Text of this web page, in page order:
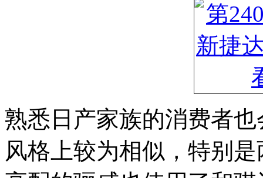
熟悉日产家族的消费者
风格上较为相似，特别